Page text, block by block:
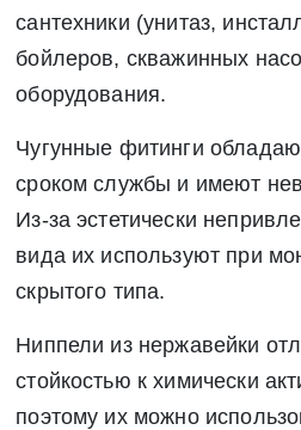
сантехники (унитаз,
бойлеров, скважинных
оборудования.
Чугунные фитинги
сроком службы и имеют
Из-за эстетически
вида их используют при
скрытого типа.
Ниппели из нержавейки
стойкостью к химически
поэтому их можно